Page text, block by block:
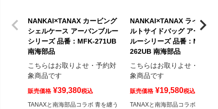
NANKAI×TANAX カービング
シェルケース アーバンブルー
シリーズ 品番：MFK-271UB
南海部品
こちらはお取りよせ・予約対
象商品です
販売価格 ¥39,380税込
TANAXと南海部品コラボ 青を纏う
NANKAI×TANAX ライトス
ルトサイドバッグ アーバン
ルーシリーズ 品番：MFK-
262UB 南海部品
こちらはお取りよせ・予約対
象商品です
販売価格 ¥19,580税込
TANAXと南海部品コラボ 青を纏